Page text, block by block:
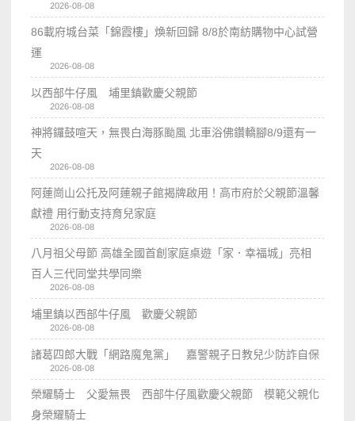
2026-08-08
86載府城台菜「錦霞樓」煥新回歸 8/8於南紡購物中心試營
運
2026-08-08
以西部牛仔風 埔里鎮歡慶父親節
2026-08-08
神將鑼鼓喧天，無畏白海豚颱風 北車浴佛鑽轎腳8/9還有一
天
2026-08-08
阿蓮崗山公托及阿蓮親子館揭牌啟用！高市府於父親節溫馨
獻禮 用行動支持育兒家庭
2026-08-08
八月祖父母節 高雄全國首創家庭桌遊「家．幸福城」亮相
百人三代同堂共學同樂
2026-08-08
埔里鎮以西部牛仔風 歡慶父親節
2026-08-08
諸葛四郎大戰「網路魔鬼黨」 嘉警親子日教兒少防詐自保
2026-08-08
榮耀騎士 父愛無畏 西部牛仔風歡慶父親節 模範父親化
身榮耀騎士